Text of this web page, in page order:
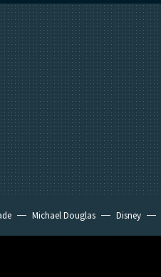
Michael Douglas Disney